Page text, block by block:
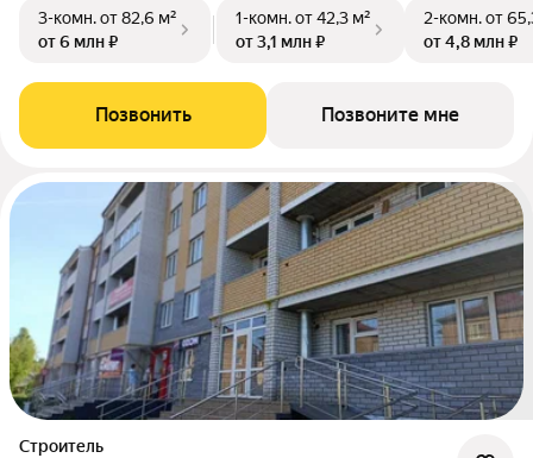
3-комн.от 82,6 м²
от 6 млн ₽
1-комн.от 42,3 м²
от 3,1 млн ₽
2-комн.от
от 4,8 млн ₽
Позвонить Позвоните мне
Строитель